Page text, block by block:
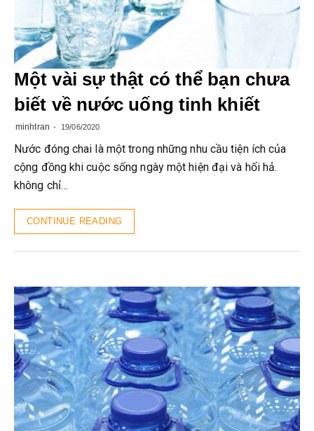
Một vài sự thật có thể bạn chưa
biết về nước uống tinh khiết
minhtran 19/06/2020
Nước đóng chai là một trong những nhu cầu tiện ích của
cộng đồng khi cuộc sống ngày một hiện đại và hối hả.
không chỉ…
CONTINUE READING